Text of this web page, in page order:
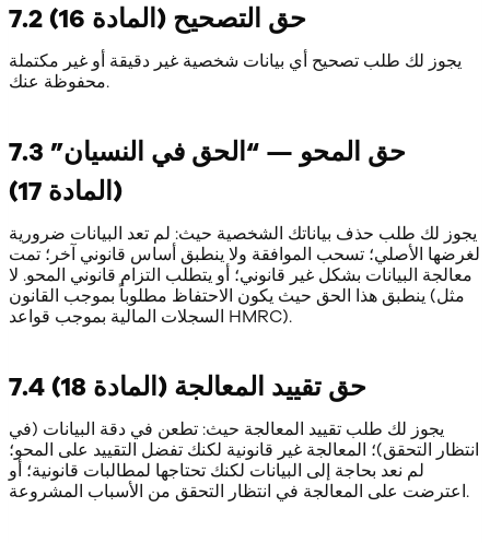
7.2 حق التصحيح (المادة 16)
يجوز لك طلب تصحيح أي بيانات شخصية غير دقيقة أو غير مكتملة
محفوظة عنك.
7.3 حق المحو — “الحق في النسيان”
(المادة 17)
يجوز لك طلب حذف بياناتك الشخصية حيث: لم تعد البيانات ضرورية
لغرضها الأصلي؛ تسحب الموافقة ولا ينطبق أساس قانوني آخر؛ تمت
معالجة البيانات بشكل غير قانوني؛ أو يتطلب التزام قانوني المحو. لا
ينطبق هذا الحق حيث يكون الاحتفاظ مطلوباً بموجب القانون (مثل
السجلات المالية بموجب قواعد HMRC).
7.4 حق تقييد المعالجة (المادة 18)
يجوز لك طلب تقييد المعالجة حيث: تطعن في دقة البيانات (في
انتظار التحقق)؛ المعالجة غير قانونية لكنك تفضل التقييد على المحو؛
لم نعد بحاجة إلى البيانات لكنك تحتاجها لمطالبات قانونية؛ أو
اعترضت على المعالجة في انتظار التحقق من الأسباب المشروعة.